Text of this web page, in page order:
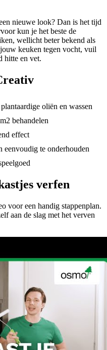
nieuwe look? Dan is het tijd
kun je het beste de
wellicht beter bekend als
keuken tegen vocht, vuil
hitte en vet.
oliën en wassen
behandelen
effect
eenvoudig te onderhouden
verfen
voor een handig stappenplan.
aan de slag met het verven